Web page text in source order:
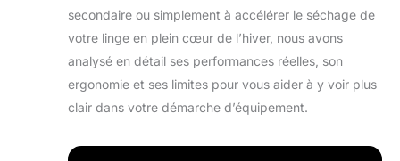
secondaire ou simplement à accélérer le séchage de
votre linge en plein cœur de l’hiver, nous avons
analysé en détail ses performances réelles, son
ergonomie et ses limites pour vous aider à y voir plus
clair dans votre démarche d’équipement.